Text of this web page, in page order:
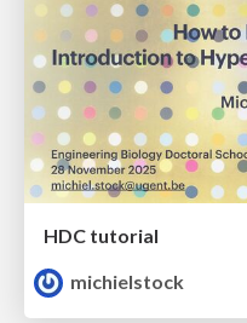
HDC tutorial
michielstock